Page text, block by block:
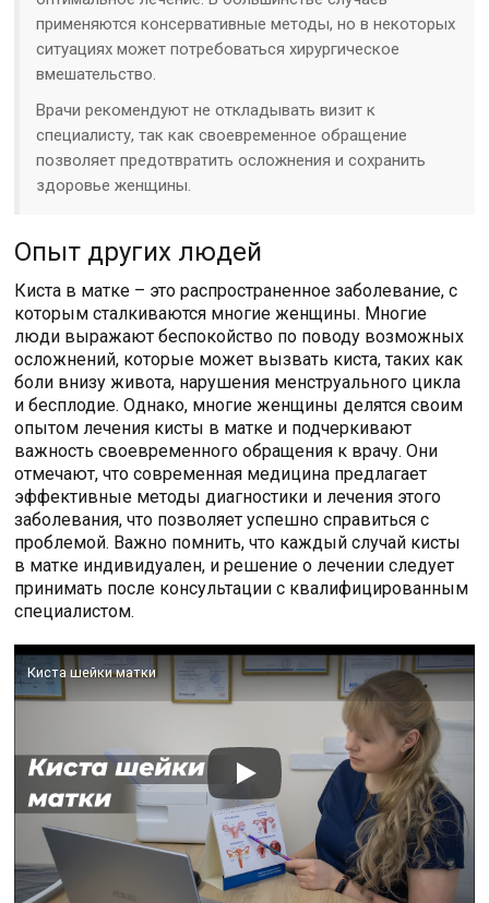
применяются консервативные методы, но в некоторых
ситуациях может потребоваться хирургическое
вмешательство.
Врачи рекомендуют не откладывать визит к
специалисту, так как своевременное обращение
позволяет предотвратить осложнения и сохранить
здоровье женщины.
Опыт других людей
Киста в матке – это распространенное заболевание, с
которым сталкиваются многие женщины. Многие
люди выражают беспокойство по поводу возможных
осложнений, которые может вызвать киста, таких как
боли внизу живота, нарушения менструального цикла
и бесплодие. Однако, многие женщины делятся своим
опытом лечения кисты в матке и подчеркивают
важность своевременного обращения к врачу. Они
отмечают, что современная медицина предлагает
эффективные методы диагностики и лечения этого
заболевания, что позволяет успешно справиться с
проблемой. Важно помнить, что каждый случай кисты
в матке индивидуален, и решение о лечении следует
принимать после консультации с квалифицированным
специалистом.
Киста шейки матки